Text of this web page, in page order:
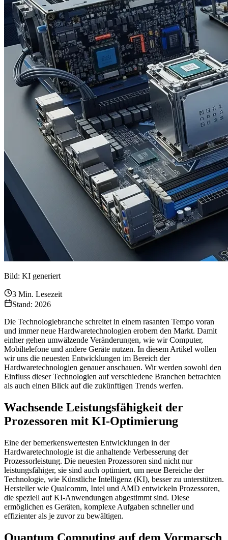
Bild: KI generiert
3 Min. Lesezeit
Stand: 2026
Die Technologiebranche schreitet in einem rasanten Tempo voran
und immer neue Hardwaretechnologien erobern den Markt. Damit
einher gehen umwälzende Veränderungen, wie wir Computer,
Mobiltelefone und andere Geräte nutzen. In diesem Artikel wollen
wir uns die neuesten Entwicklungen im Bereich der
Hardwaretechnologien genauer anschauen. Wir werden sowohl den
Einfluss dieser Technologien auf verschiedene Branchen betrachten
als auch einen Blick auf die zukünftigen Trends werfen.
Wachsende Leistungsfähigkeit der
Prozessoren mit KI-Optimierung
Eine der bemerkenswertesten Entwicklungen in der
Hardwaretechnologie ist die anhaltende Verbesserung der
Prozessorleistung. Die neuesten Prozessoren sind nicht nur
leistungsfähiger, sie sind auch optimiert, um neue Bereiche der
Technologie, wie Künstliche Intelligenz (KI), besser zu unterstützen.
Hersteller wie Qualcomm, Intel und AMD entwickeln Prozessoren,
die speziell auf KI-Anwendungen abgestimmt sind. Diese
ermöglichen es Geräten, komplexe Aufgaben schneller und
effizienter als je zuvor zu bewältigen.
Quantum Computing auf dem Vormarsch